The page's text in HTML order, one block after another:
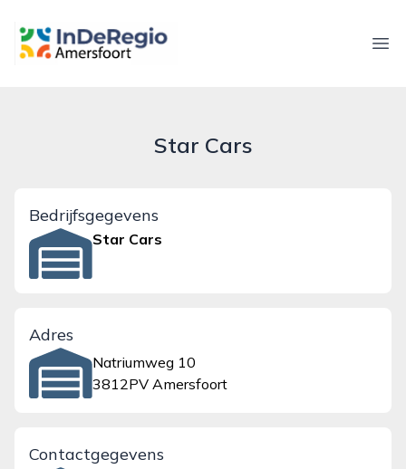
inderegioamersfoort.nl
Star Cars
Bedrijfsgegevens
Star Cars
Adres
Natriumweg 10
3812PV Amersfoort
Contactgegevens